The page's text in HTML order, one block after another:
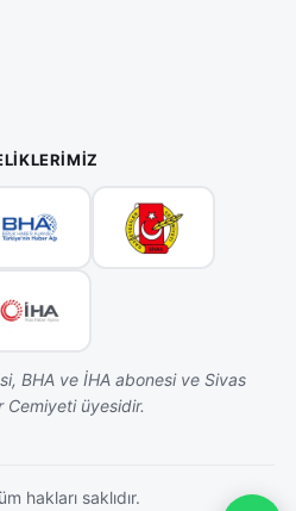
BHA ve İHA abonesi ve Sivas
Cemiyeti üyesidir.
hakları saklıdır.